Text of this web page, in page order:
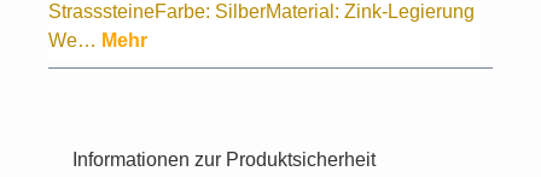
StrasssteineFarbe: SilberMaterial: Zink-Legierung
We… Mehr
Informationen zur Produktsicherheit